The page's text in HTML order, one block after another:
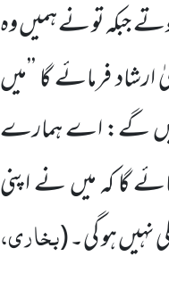
جبکہ تو نے ہمیں وہ
ارشاد فرمائے گا ’’میں
گے: اے ہمارے
گا کہ میں نے اپنی
نہیں ہو گی۔(بخاری،